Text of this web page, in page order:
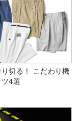
切る！ こだわり機
4選